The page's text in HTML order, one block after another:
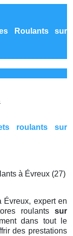
Roulants sur
roulants sur
à Évreux (27)
Évreux, expert en
roulants sur
dans tout le
des prestations